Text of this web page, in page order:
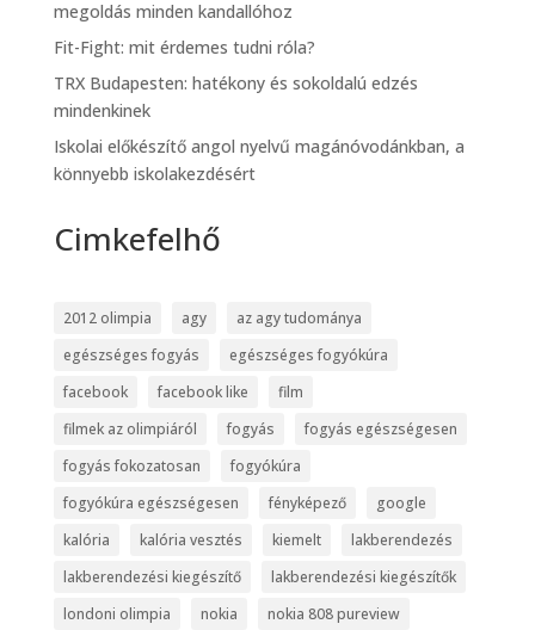
megoldás minden kandallóhoz
Fit-Fight: mit érdemes tudni róla?
TRX Budapesten: hatékony és sokoldalú edzés
mindenkinek
Iskolai előkészítő angol nyelvű magánóvodánkban, a
könnyebb iskolakezdésért
Cimkefelhő
2012 olimpia agy
az agy tudománya
egészséges fogyás
egészséges fogyókúra
facebook
facebook like
film
filmek az olimpiáról
fogyás
fogyás egészségesen
fogyás fokozatosan
fogyókúra
fogyókúra egészségesen
fényképező
google
kalória
kalória vesztés kiemelt
lakberendezés
lakberendezési kiegészítő
lakberendezési kiegészítők
londoni olimpia
nokia nokia 808 pureview